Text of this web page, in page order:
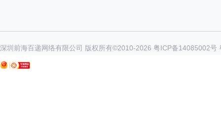
深圳前海百递网络有限公司 版权所有©2010-2026 粤ICP备14085002号